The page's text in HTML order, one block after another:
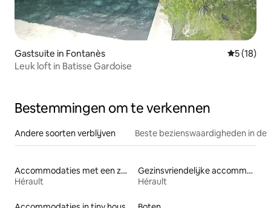
Gastsuite in Fontanès
5 (18)
Leuk loft in Batisse Gardoise
Bestemmingen om te verkennen
Andere soorten verblijven Beste bezienswaardigheden in de
Accommodaties met een zwembad
Hérault
Gezinsvriendelijke accommodaties
Hérault